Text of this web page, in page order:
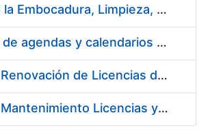
Reforma de la Embocadura, Limpieza, Pintado y Numerado de 700 Contenedores Verdes para Moneda
Fabricación de agendas y calendarios de la FNMT-RCM 2020
Servicio de Renovación de Licencias de Productos Autodesk
Servicio de Mantenimiento Licencias y Soporte a Implantación Liferay de CERES